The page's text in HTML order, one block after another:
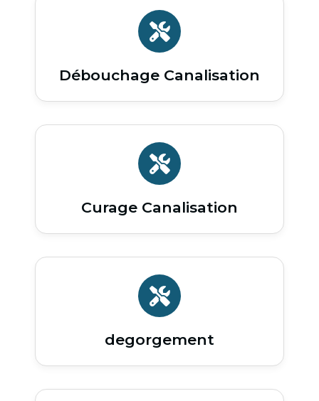
Débouchage Canalisation
Curage Canalisation
degorgement